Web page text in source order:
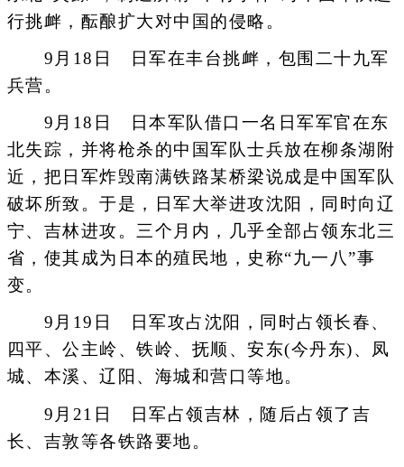
行挑衅，酝酿扩大对中国的侵略。
9月18日 日军在丰台挑衅，包围二十九军
兵营。
9月18日 日本军队借口一名日军军官在东
北失踪，并将枪杀的中国军队士兵放在柳条湖附
近，把日军炸毁南满铁路某桥梁说成是中国军队
破坏所致。于是，日军大举进攻沈阳，同时向辽
宁、吉林进攻。三个月内，几乎全部占领东北三
省，使其成为日本的殖民地，史称“九一八”事
变。
9月19日 日军攻占沈阳，同时占领长春、
四平、公主岭、铁岭、抚顺、安东(今丹东)、凤
城、本溪、辽阳、海城和营口等地。
9月21日 日军占领吉林，随后占领了吉
长、吉敦等各铁路要地。